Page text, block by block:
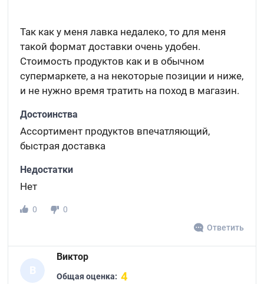
Так как у меня лавка недалеко, то для меня
такой формат доставки очень удобен.
Стоимость продуктов как и в обычном
супермаркете, а на некоторые позиции и ниже,
и не нужно время тратить на поход в магазин.
Достоинства
Ассортимент продуктов впечатляющий,
быстрая доставка
Недостатки
Нет
0
0
Ответить
В
Виктор
Общая оценка: 4